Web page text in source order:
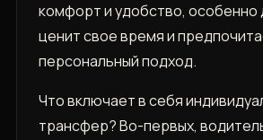
комфорт и удобство‚ особенно
ценит свое время и
персональный подход.
Что включает в себя
трансфер? Во-первых‚